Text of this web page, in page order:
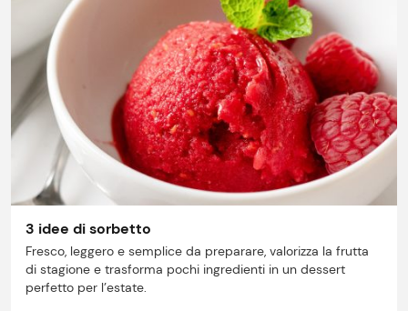
Prezzi Rossetto
Il gruppo
3 idee di sorbetto
Fresco, leggero e semplice da preparare, valorizza la frutta
di stagione e trasforma pochi ingredienti in un dessert
perfetto per l’estate.